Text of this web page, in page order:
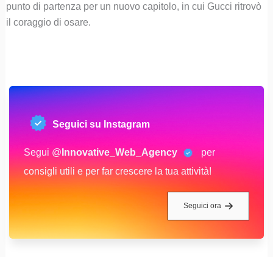
punto di partenza per un nuovo capitolo, in cui Gucci ritrovò
il coraggio di osare.
Seguici su Instagram
Segui @Innovative_Web_Agency
per
consigli utili e per far crescere la tua attività!
Seguici ora